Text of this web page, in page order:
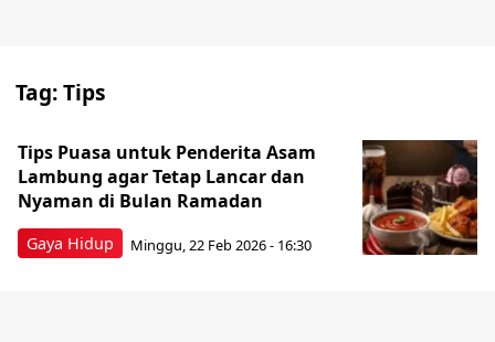
Tag:Tips
Gaya Hidup
Tips Puasa untuk Penderita Asam
Lambung agar Tetap Lancar dan
Nyaman di Bulan Ramadan
Minggu, 22 Feb 2026 - 16:30